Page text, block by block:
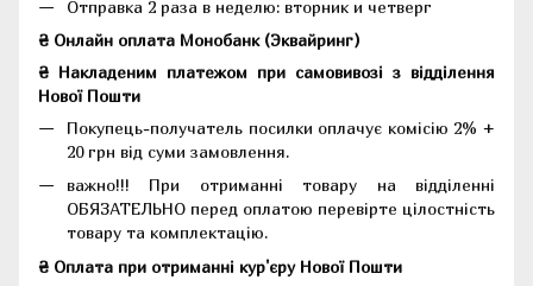
Отправка 2 раза в неделю: вторник и четверг
₴ Онлайн оплата Монобанк (Эквайринг)
₴ Накладеним платежом при самовивозі з відділення
Нової Пошти
Покупець-получатель посилки оплачує комісію 2% +
20 грн від суми замовлення.
важно!!! При отриманні товару на відділенні
ОБЯЗАТЕЛЬНО перед оплатою перевірте цілостність
товару та комплектацію.
₴ Оплата при отриманні кур'єру Нової Пошти